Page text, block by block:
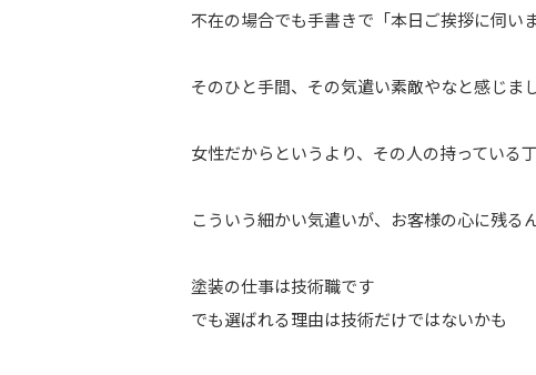
不在の場合でも手書きで「本日ご挨拶に伺い
そのひと手間、その気遣い素敵やなと感じま
女性だからというより、その人の持っている
こういう細かい気遣いが、お客様の心に残る
塗装の仕事は技術職です
でも選ばれる理由は技術だけではないかも